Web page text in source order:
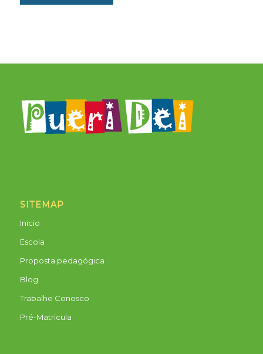
SITEMAP
Inicio
Escola
Proposta pedagógica
Blog
Trabalhe Conosco
Pré-Matricula